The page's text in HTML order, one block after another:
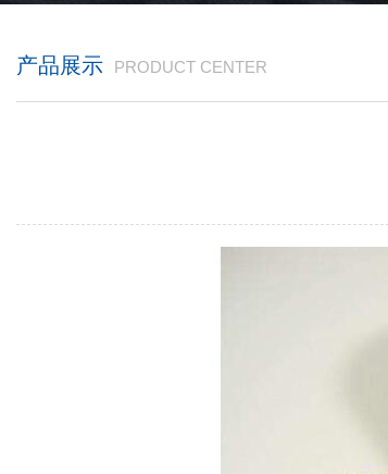
产品展示 PRODUCT CENTER